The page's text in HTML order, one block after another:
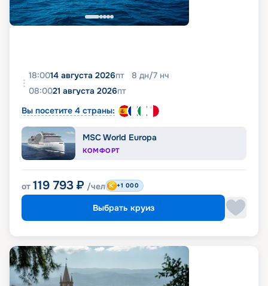
18:0014 августа 2026пт 8 дн/7 нч
08:0021 августа 2026пт
Вы посетите 4 страны:
MSC World Europa
КОМФОРТ
от 119 793 ₽ /чел +1 000
Выбрать круиз